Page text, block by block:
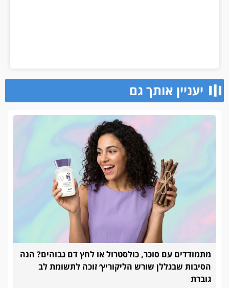
יעניין אותך גם
מתמודדים עם סוכר, כולסטרול או לחץ דם גבוהים? הנה
הסיבות שבגללן שורש הליקוריץ׳ זוכה לתשומת לב
גוברת